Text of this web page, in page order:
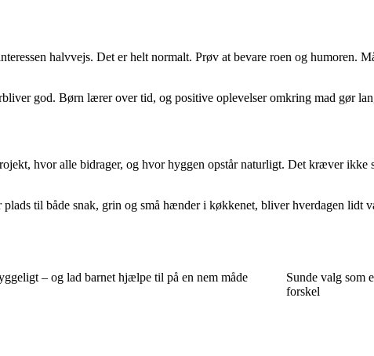
halvvejs. Det er helt normalt. Prøv at bevare roen og humoren.
god. Børn lærer over tid, og positive oplevelser omkring mad gør
hvor alle bidrager, og hvor hyggen opstår naturligt. Det kræver ikke
til både snak, grin og små hænder i køkkenet, bliver hverdagen lidt
– og lad barnet hjælpe til på en nem måde
Sunde valg som
forskel